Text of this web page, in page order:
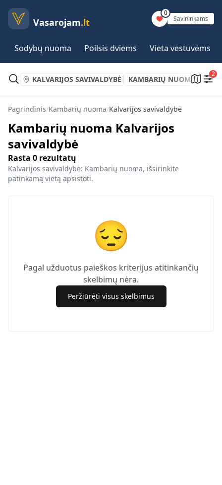
Vasarojam.lt
0
Savininkams
Sodybų nuoma Poilsis dviems Vieta vestuvėms
KALVARIJOS SAVIVALDYBĖ KAMBARIŲ NUOMA
2
Pagrindinis/Kambarių nuoma/Kalvarijos savivaldybė
Kambarių nuoma Kalvarijos
savivaldybė
Rasta 0 rezultatų
Kalvarijos savivaldybė: Kambarių nuoma, išsirinkite
patinkamą vietą apsistoti.
😔
Pagal užduotus paieškos kriterijus atitinkančių
skelbimų nėra.
Peržiūrėti visus skelbimus